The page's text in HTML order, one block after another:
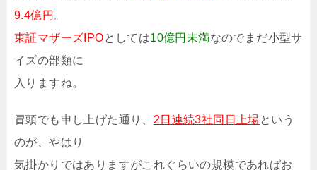
9.4億円 。
東証マザーズIPOとしては10億円未満なのでまだ小型サ
イズの部類に
入りますね。
冒頭でも申し上げた通り、 2日連続3社同日上場という
のが、やはり
気掛かりではありますがこれぐらいの規模であればお